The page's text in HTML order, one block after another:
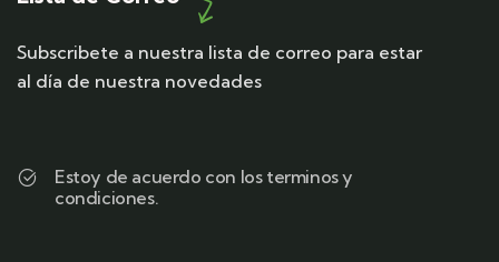
Subscribete a nuestra lista de correo para estar
al día de nuestra novedades
Estoy de acuerdo con los terminos y
condiciones.